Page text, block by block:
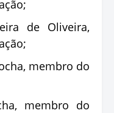
de Oliveira,
membro do
membro do